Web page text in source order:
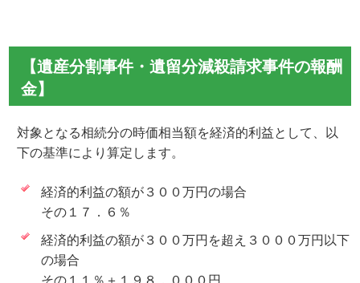
【遺産分割事件・遺留分減殺請求事件の報酬
金】
対象となる相続分の時価相当額を経済的利益として、以
下の基準により算定します。
経済的利益の額が３００万円の場合
その１７．６％
経済的利益の額が３００万円を超え３０００万円以下
の場合